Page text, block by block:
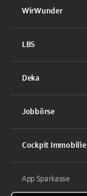
WirWunder
LBS
Deka
Jobbörse
Cockpit Immobilie
App Sparkasse